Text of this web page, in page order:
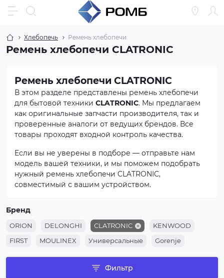
Хлебопечь Ремень хлебопечи
Ремень хлебопечи CLATRONIC
Ремень хлебопечи CLATRONIC
В этом разделе представлены ремень хлебопечи
для бытовой техники CLATRONIC. Мы предлагаем
как оригинальные запчасти производителя, так и
проверенные аналоги от ведущих брендов. Все
товары проходят входной контроль качества.
Если вы не уверены в подборе — отправьте нам
модель вашей техники, и мы поможем подобрать
нужный ремень хлебопечи CLATRONIC,
совместимый с вашим устройством.
Бренд
ORION DELONGHI CLATRONIC
KENWOOD
FIRST
MOULINEX Универсальные Gorenje
Фильтр